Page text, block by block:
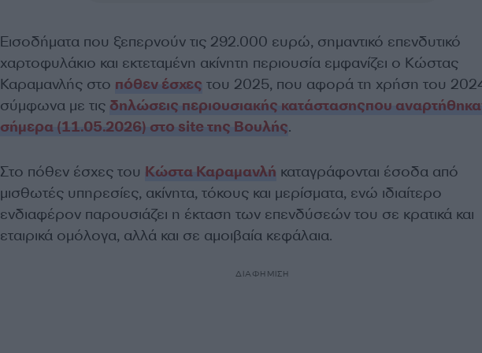
Εισοδήματα που ξεπερνούν τις 292.000 ευρώ, σημαντικό επενδυτικό
χαρτοφυλάκιο και εκτεταμένη ακίνητη περιουσία εμφανίζει ο Κώστας
Καραμανλής στο πόθεν έσχες του 2025, που αφορά τη χρήση του
σύμφωνα με τις δηλώσεις περιουσιακής κατάστασηςπου
σήμερα (11.05.2026) στο site της Βουλής.
Στο πόθεν έσχες του Κώστα Καραμανλή καταγράφονται έσοδα από
μισθωτές υπηρεσίες, ακίνητα, τόκους και μερίσματα, ενώ ιδιαίτερο
ενδιαφέρον παρουσιάζει η έκταση των επενδύσεών του σε κρατικά και
εταιρικά ομόλογα, αλλά και σε αμοιβαία κεφάλαια.
ΔΙΑΦΗΜΙΣΗ